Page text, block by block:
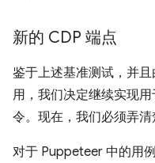
新的 CDP 端点
鉴于上述基准测试，并
用，我们决定继续实现
令。现在，我们必须弄清
对于 Puppeteer 中的用